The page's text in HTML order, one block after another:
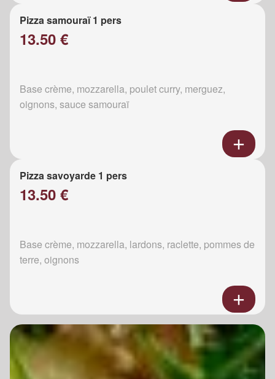
Pizza samouraï 1 pers
13.50 €
Base crème, mozzarella, poulet curry, merguez,
oignons, sauce samouraï
Pizza savoyarde 1 pers
13.50 €
Base crème, mozzarella, lardons, raclette, pommes de
terre, oignons